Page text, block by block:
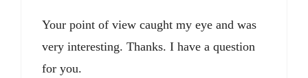
Your point of view caught my eye and was
very interesting. Thanks. I have a question
for you.